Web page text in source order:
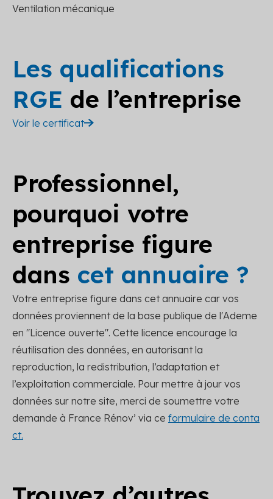
Ventilation mécanique
Les qualifications
RGE de l’entreprise
Voir le certificat
Professionnel,
pourquoi votre
entreprise figure
dans cet annuaire ?
Votre entreprise figure dans cet annuaire car vos
données proviennent de la base publique de l'Ademe
en "Licence ouverte". Cette licence encourage la
réutilisation des données, en autorisant la
reproduction, la redistribution, l’adaptation et
l’exploitation commerciale. Pour mettre à jour vos
données sur notre site, merci de soumettre votre
demande à France Rénov’ via ce formulaire de conta
ct.